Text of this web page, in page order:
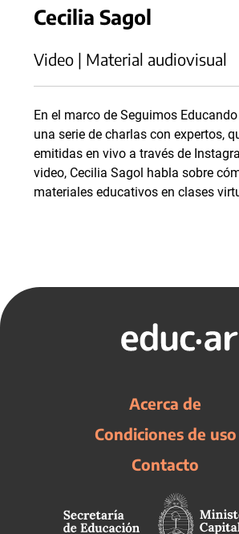
Cecilia Sagol
Video | Material audiovisual
En el marco de Seguimos
una serie de charlas con expertos,
emitidas en vivo a través de
video, Cecilia Sagol habla sobre
materiales educativos en clases
Acerca de
Condiciones de uso
Contacto